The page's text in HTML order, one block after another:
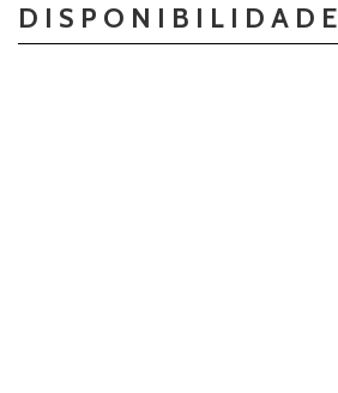
DISPONIBILIDADE